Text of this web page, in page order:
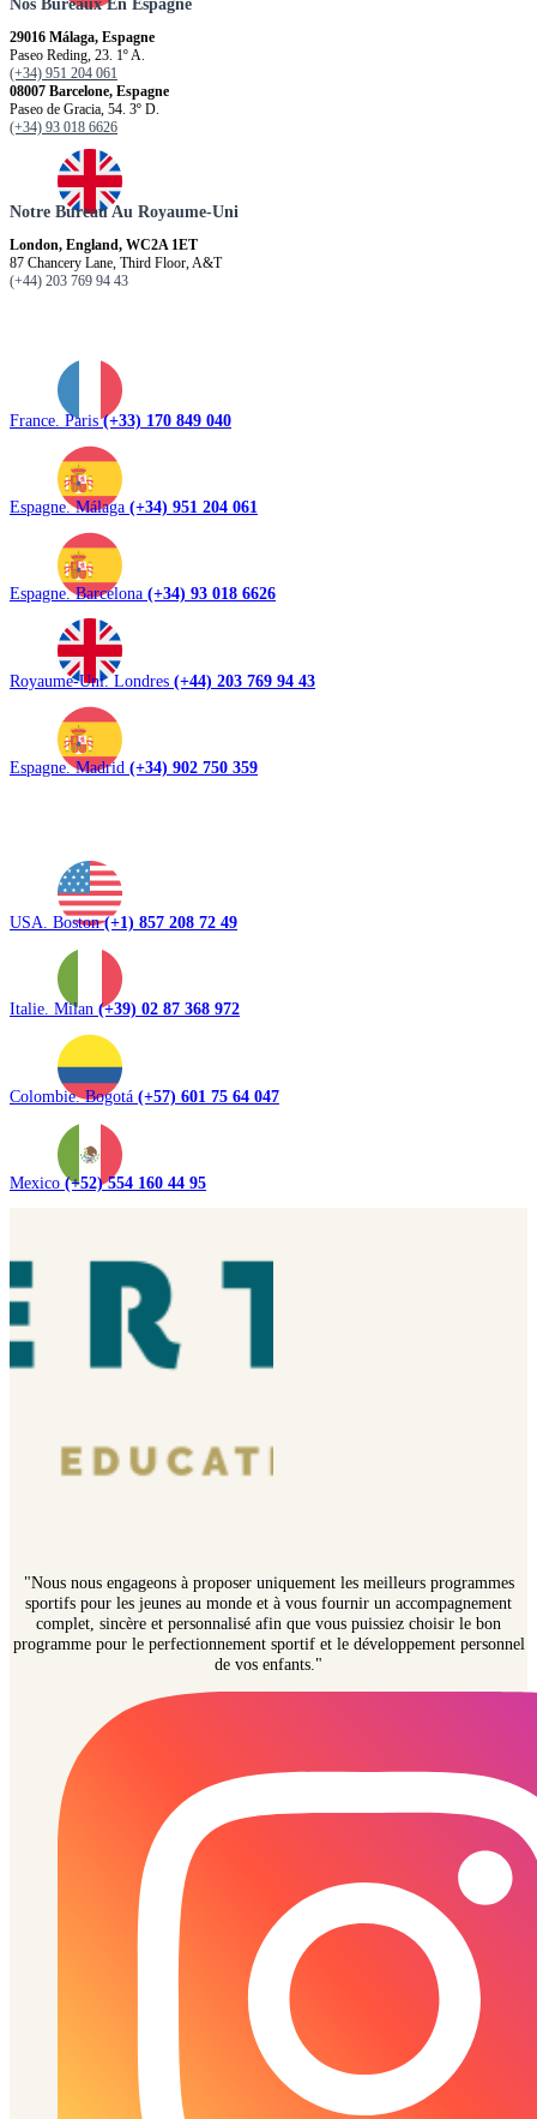
Nos Bureaux En Espagne
29016 Málaga, Espagne
Paseo Reding, 23. 1º A.
(+34) 951 204 061
08007 Barcelone, Espagne
Paseo de Gracia, 54. 3º D.
(+34) 93 018 6626
Notre Bureau Au Royaume-Uni
London, England, WC2A 1ET
87 Chancery Lane, Third Floor, A&T
(+44) 203 769 94 43
France. Paris(+33) 170 849 040
Espagne. Málaga (+34) 951 204 061
Espagne. Barcelona (+34) 93 018 6626
Royaume-Uni. Londres (+44) 203 769 94 43
Espagne. Madrid (+34) 902 750 359
USA. Boston(+1) 857 208 72 49
Italie. Milan (+39) 02 87 368 972
Colombie. Bogotá (+57) 601 75 64 047
Mexico (+52) 554 160 44 95
"Nous nous engageons à proposer uniquement les meilleurs programmes
sportifs pour les jeunes au monde et à vous fournir un accompagnement
complet, sincère et personnalisé afin que vous puissiez choisir le bon
programme pour le perfectionnement sportif et le développement personnel
de vos enfants."